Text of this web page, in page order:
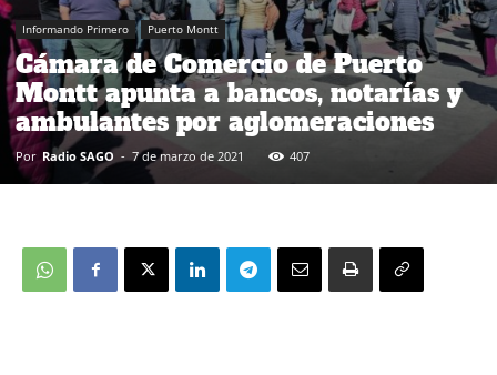
Informando Primero Puerto Montt
Cámara de Comercio de Puerto
Montt apunta a bancos, notarías y
ambulantes por aglomeraciones
Por Radio SAGO - 7 de marzo de 2021 407